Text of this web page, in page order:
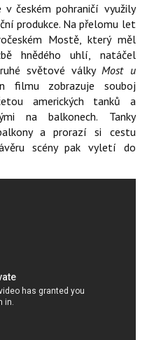
českém pohraničí využily
produkce. Na přelomu let
Mostě, který měl
hnědého uhlí, natáčel
světové války Most u
filmu zobrazuje souboj
amerických tanků a
na balkonech. Tanky
a prorazí si cestu
scény pak vyletí do